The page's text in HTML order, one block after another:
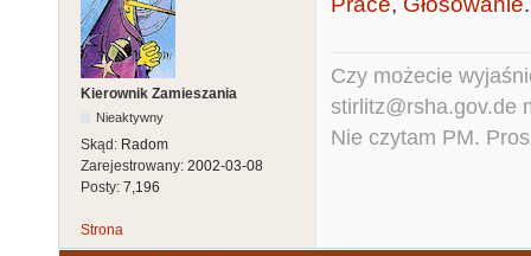
Kierownik Zamieszania
Nieaktywny
Skąd: Radom
Zarejestrowany: 2002-03-08
Posty: 7,196
Czy możecie
stirlitz@rsha.gov.de
Nie czytam PM.
Strona